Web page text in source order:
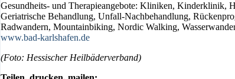
Gesundheits- und Therapieangebote: Kliniken, Kinderklinik,
Geriatrische Behandlung, Unfall-Nachbehandlung,
Radwandern, Mountainbiking, Nordic Walking,
www.bad-karlshafen.de
(Foto: Hessischer Heilbäderverband)